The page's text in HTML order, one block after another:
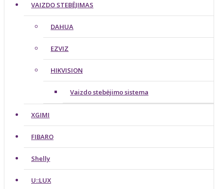
VAIZDO STEBĖJIMAS
DAHUA
EZVIZ
HIKVISION
Vaizdo stebėjimo sistema
XGIMI
FIBARO
Shelly
U::LUX